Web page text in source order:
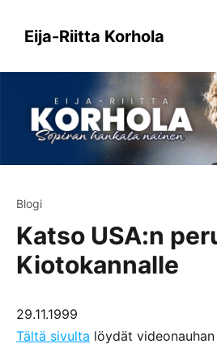
sisältöönEija-Riitta Korhola
Blogi
Katso USA:n
Kiotokannalle
29.11.1999
Tältä sivulta löydät